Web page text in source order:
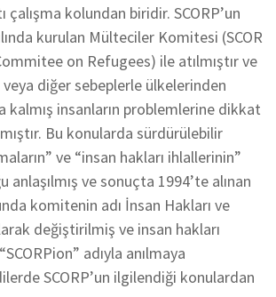
çalışma kolundan biridir. SCORP’un
kurulan Mülteciler Komitesi (SCOR
on Refugees) ile atılmıştır ve
diğer sebeplerle ülkelerinden
kalmış insanların problemlerine dikkat
Bu konularda sürdürülebilir
ve “insan hakları ihlallerinin”
anlaşılmış ve sonuçta 1994’te alınan
komitenin adı İnsan Hakları ve
değiştirilmiş ve insan hakları
adıyla anılmaya
SCORP’un ilgilendiği konulardan